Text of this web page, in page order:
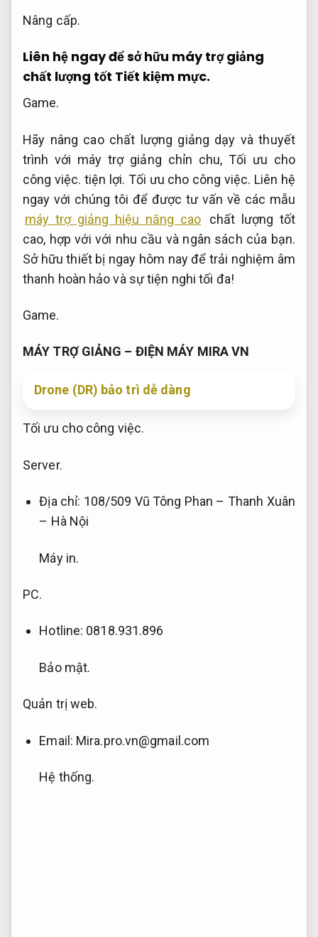
Nâng cấp.
Liên hệ ngay để sở hữu máy trợ giảng
chất lượng tốt Tiết kiệm mực.
Game.
Hãy nâng cao chất lượng giảng dạy và thuyết
trình với máy trợ giảng chỉn chu, Tối ưu cho
công việc. tiện lợi. Tối ưu cho công việc. Liên hệ
ngay với chúng tôi để được tư vấn về các mẫu
máy trợ giảng hiệu năng cao
chất lượng tốt
cao, hợp với với nhu cầu và ngân sách của bạn.
Sở hữu thiết bị ngay hôm nay để trải nghiệm âm
thanh hoàn hảo và sự tiện nghi tối đa!
Game.
MÁY TRỢ GIẢNG – ĐIỆN MÁY MIRA VN
Drone (DR) bảo trì dễ dàng
Tối ưu cho công việc.
Server.
Địa chỉ: 108/509 Vũ Tông Phan – Thanh Xuân
– Hà Nội
Máy in.
PC.
Hotline: 0818.931.896
Bảo mật.
Quản trị web.
Email: Mira.pro.vn@gmail.com
Hệ thống.